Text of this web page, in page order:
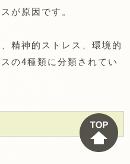
が原因です。
精神的ストレス、環境的
の4種類に分類されてい